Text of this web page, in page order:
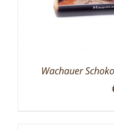
Wachauer